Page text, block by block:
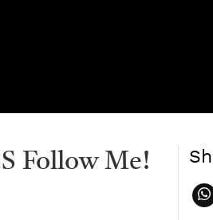
Follow Me!